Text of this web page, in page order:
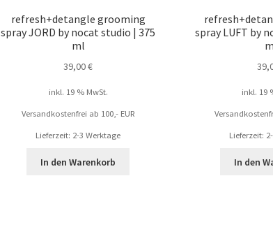
refresh+detangle grooming
spray JORD by nocat studio | 375
ml
39,00€
inkl. 19 % MwSt.
Versandkostenfrei ab 100,- EUR
Lieferzeit: 2-3 Werktage
In den Warenkorb
spray LUFT by
inkl. 19
Lieferzeit:
In den